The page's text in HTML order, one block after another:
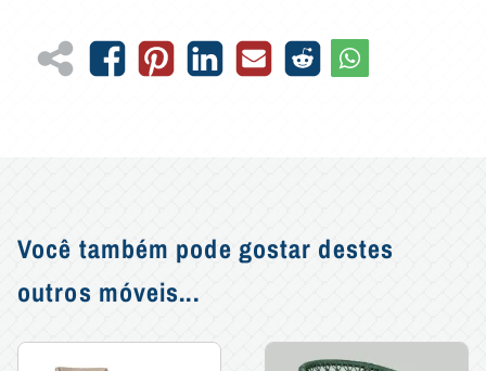
Você também pode gostar destes
outros móveis...